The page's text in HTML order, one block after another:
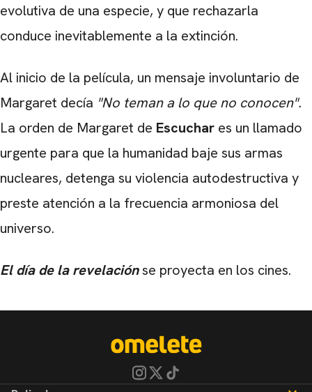
evolutiva de una especie, y que rechazarla
conduce inevitablemente a la extinción.
Al inicio de la película, un mensaje involuntario de
Margaret decía "No teman a lo que no conocen".
La orden de Margaret de Escuchar es un llamado
urgente para que la humanidad baje sus armas
nucleares, detenga su violencia autodestructiva y
preste atención a la frecuencia armoniosa del
universo.
El día de la revelaciónse proyecta en los cines.